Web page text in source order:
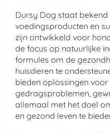
Dursy Dog staat
voedingsproducten en
zijn ontwikkeld voor
de focus op natuurlijke
formules om de
huisdieren te
bieden oplossingen
gedragsproblemen,
allemaal met het doel
en gezond leven te